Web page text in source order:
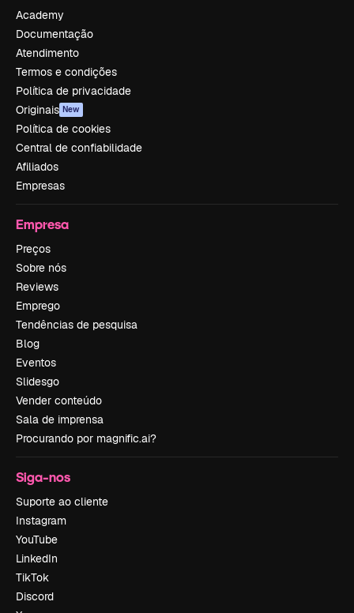
Academy
Documentação
Atendimento
Termos e condições
Política de privacidade
Originais New
Política de cookies
Central de confiabilidade
Afiliados
Empresas
Empresa
Preços
Sobre nós
Reviews
Emprego
Tendências de pesquisa
Blog
Eventos
Slidesgo
Vender conteúdo
Sala de imprensa
Procurando por magnific.ai?
Siga-nos
Suporte ao cliente
Instagram
YouTube
LinkedIn
TikTok
Discord